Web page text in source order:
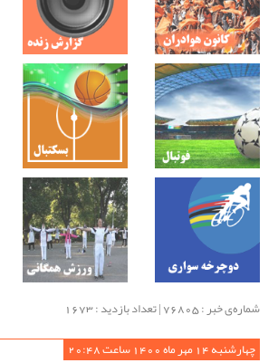
شماره‌ی خبر : ‌76805 | تعداد بازدید : 1673
چهارشنبه 14 مهر ماه 1400 ساعت 20:48